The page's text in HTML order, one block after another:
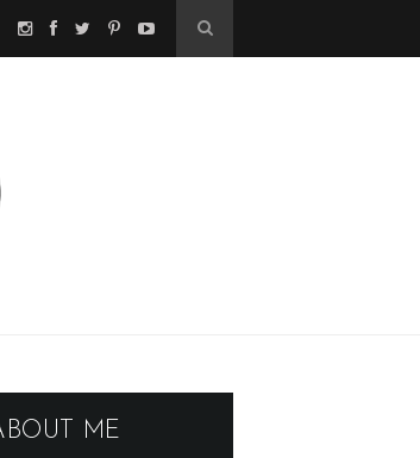
ME